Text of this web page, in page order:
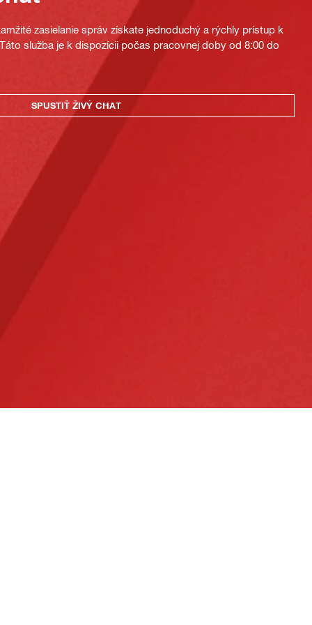
zasielanie správ získate jednoduchý a rýchly prístup k
služba je k dispozícii počas pracovnej doby od 8:00 do
SPUSTIŤ ŽIVÝ CHAT